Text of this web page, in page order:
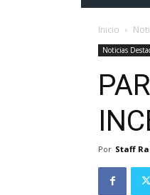
Inicio
Noticias
Por Staff